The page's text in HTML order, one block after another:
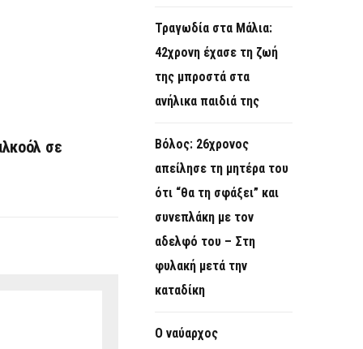
σε
Τραγωδία στα Μάλια:
42χρονη έχασε τη ζωή
της μπροστά στα
ανήλικα παιδιά της
Βόλος: 26χρονος
απείλησε τη μητέρα του
ότι “θα τη σφάξει” και
συνεπλάκη με τον
αδελφό του – Στη
φυλακή μετά την
καταδίκη
Ο ναύαρχος